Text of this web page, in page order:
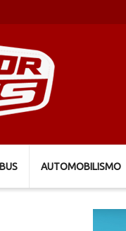
AUTOMOBILISMO